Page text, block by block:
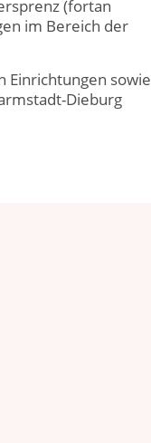
(fortan
im Bereich der
Einrichtungen sowie
Dieburg